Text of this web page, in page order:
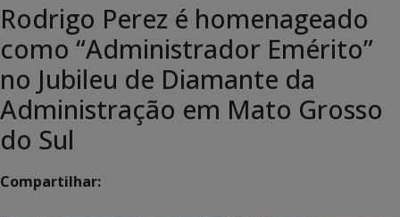
Rodrigo Perez é homenageado
como “Administrador Emérito”
no Jubileu de Diamante da
Administração em Mato Grosso
do Sul
Compartilhar: